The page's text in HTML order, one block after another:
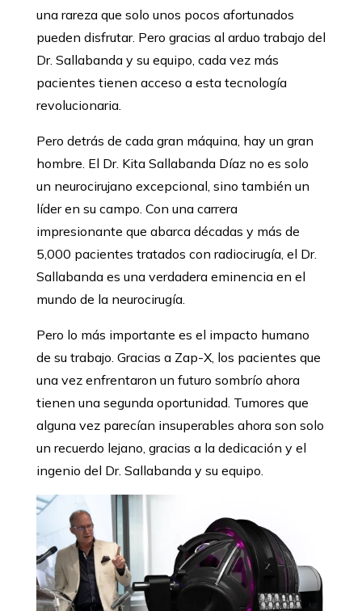
una rareza que solo unos pocos afortunados
pueden disfrutar. Pero gracias al arduo trabajo del
Dr. Sallabanda y su equipo, cada vez más
pacientes tienen acceso a esta tecnología
revolucionaria.
Pero detrás de cada gran máquina, hay un gran
hombre. El Dr. Kita Sallabanda Díaz no es solo
un neurocirujano excepcional, sino también un
líder en su campo. Con una carrera
impresionante que abarca décadas y más de
5,000 pacientes tratados con radiocirugía, el Dr.
Sallabanda es una verdadera eminencia en el
mundo de la neurocirugía.
Pero lo más importante es el impacto humano
de su trabajo. Gracias a Zap-X, los pacientes que
una vez enfrentaron un futuro sombrío ahora
tienen una segunda oportunidad. Tumores que
alguna vez parecían insuperables ahora son solo
un recuerdo lejano, gracias a la dedicación y el
ingenio del Dr. Sallabanda y su equipo.